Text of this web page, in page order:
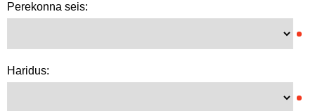
Perekonna seis:
Haridus: